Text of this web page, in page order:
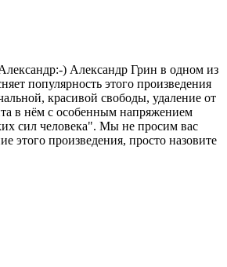
) Александр Грин в одном из
популярность этого произведения
красивой свободы, удаление от
в нём с особенным напряжением
сил человека". Мы не просим вас
этого произведения, просто назовите